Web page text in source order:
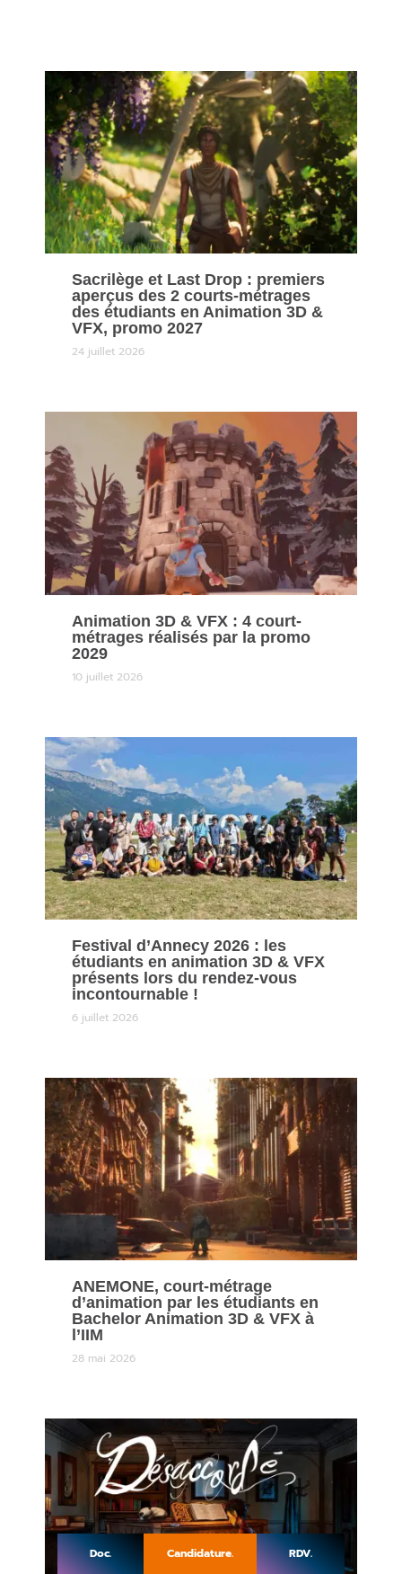
Doc. Candidature. RDV.
Sacrilège et Last Drop : premiers
aperçus des 2 courts-métrages
des étudiants en Animation 3D &
VFX, promo 2027
24 juillet 2026
Animation 3D & VFX : 4 court-
métrages réalisés par la promo
2029
10 juillet 2026
Festival d’Annecy 2026 : les
étudiants en animation 3D & VFX
présents lors du rendez-vous
incontournable !
6 juillet 2026
ANEMONE, court-métrage
d’animation par les étudiants en
Bachelor Animation 3D & VFX à
l’IIM
28 mai 2026